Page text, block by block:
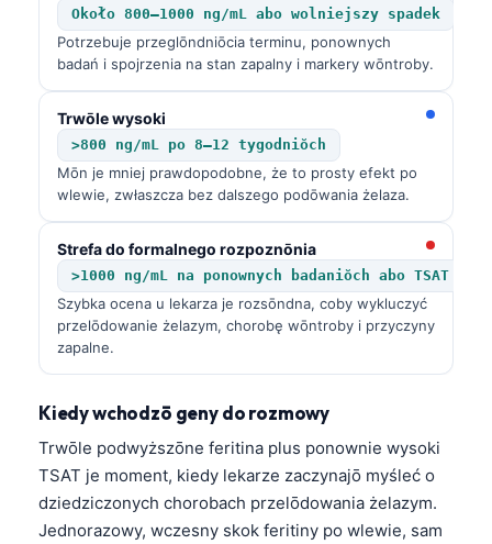
Około 800–1000 ng/mL abo wolniejszy spadek
Potrzebuje przeglōndniōcia terminu, ponownych
badań i spojrzenia na stan zapalny i markery wōntroby.
Trwōle wysoki
>800 ng/mL po 8–12 tygodniŏch
Mōn je mniej prawdopodobne, że to prosty efekt po
wlewie, zwłaszcza bez dalszego podōwania żelaza.
Strefa do formalnego rozpoznōnia
>1000 ng/mL na ponownych badaniŏch abo TSAT >50%
Szybka ocena u lekarza je rozsōndna, coby wykluczyć
przelōdowanie żelazym, chorobę wōntroby i przyczyny
zapalne.
Kiedy wchodzō geny do rozmowy
Trwōle podwyższōne feritina plus ponownie wysoki
TSAT je moment, kiedy lekarze zaczynajō myśleć o
dziedziczonych chorobach przelōdowania żelazym.
Jednorazowy, wczesny skok feritiny po wlewie, sam
한국어
Slovenščina
Magyar
Shqip
اردو
मराठी
తెలుగు
தமிழ்
ગુજરાતી
ಕನ್ನಡ
മലയാളം
Bahasa Melayu
Tiếng Việt